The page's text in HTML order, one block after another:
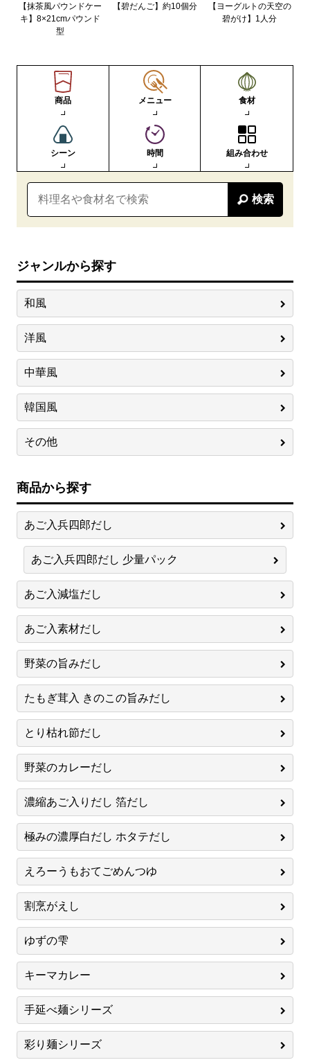
【抹茶風パウンドケー
キ】8×21cmパウンド
型
【碧だんご】約10個分
【ヨーグルトの天空の
碧がけ】1人分
商品 メニュー 食材
シーン 時間 組み合わせ
検索
ジャンルから探す
和風
洋風
中華風
韓国風
その他
商品から探す
あご入兵四郎だし
あご入兵四郎だし 少量パック
あご入減塩だし
あご入素材だし
野菜の旨みだし
たもぎ茸入 きのこの旨みだし
とり枯れ節だし
野菜のカレーだし
濃縮あご入りだし 箔だし
極みの濃厚白だし ホタテだし
えろーうもおてごめんつゆ
割烹がえし
ゆずの雫
キーマカレー
手延べ麺シリーズ
彩り麺シリーズ